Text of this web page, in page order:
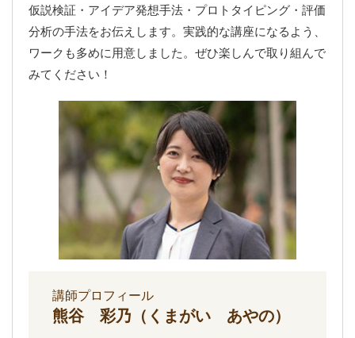
仮説検証・アイデア発想手法・プロトタイピング・評価
分析の手法をお伝えします。実践的な講座になるよう、
ワークも多めに用意しました。ぜひ楽しんで取り組んで
みてください！
講師プロフィール
熊谷 彩乃（くまがい あやの）